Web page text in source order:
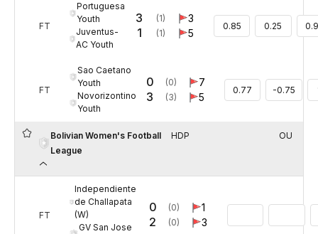
FT
Portuguesa
Youth
Juventus-
AC Youth
3
1
(1)
(1)
3
5
0.85 0.25
FT
Sao Caetano
Youth
Novorizontino
Youth
0
3
(0)
(3)
7
5
0.77 -0.75
Bolivian Women's Football
League
HDP OU
FT
Independiente
de Challapata
(W)
GV San Jose
0
2
(0)
(0)
1
3